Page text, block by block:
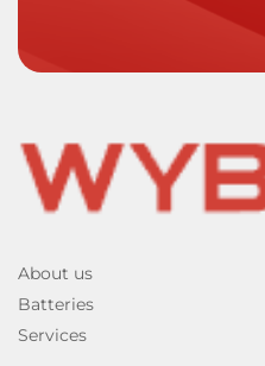
About us
Batteries
Services